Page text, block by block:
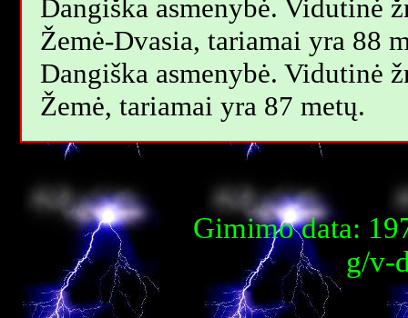
Dangiška asmenybė. Vidutinė
Žemė-Dvasia, tariamai yra 88
Dangiška asmenybė. Vidutinė
Žemė, tariamai yra 87 metų.
Gimimo data:
g/v-